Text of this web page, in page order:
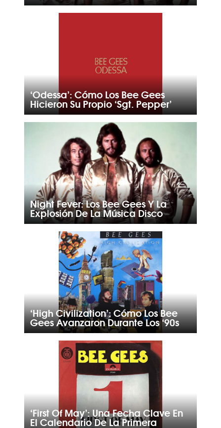
‘Odessa’: Cómo Los Bee Gees
Hicieron Su Propio ‘Sgt. Pepper’
Night Fever: Los Bee Gees Y La
Explosión De La Música Disco
‘High Civilization’: Cómo Los Bee
Gees Avanzaron Durante Los ‘90s
‘First Of May’: Una Fecha Clave En
El Calendario De La Primera